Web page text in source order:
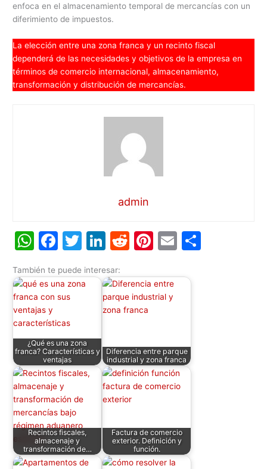
enfoca en el almacenamiento temporal de mercancías con un
diferimiento de impuestos.
La elección entre una zona franca y un recinto fiscal
dependerá de las necesidades y objetivos de la empresa en
términos de comercio internacional, almacenamiento,
transformación y distribución de mercancías.
admin
W
at
s
A
p
p
F
c
e
b
o
o
k
T
itt
Li
k
e
dI
R
d
di
t
Pi
er
e
E
ai
También te puede interesar:
¿Qué es una zona
franca? Características y
ventajas
Diferencia entre parque
industrial y zona franca
Recintos fiscales,
almacenaje y
transformación de…
Factura de comercio
exterior. Definición y
función.